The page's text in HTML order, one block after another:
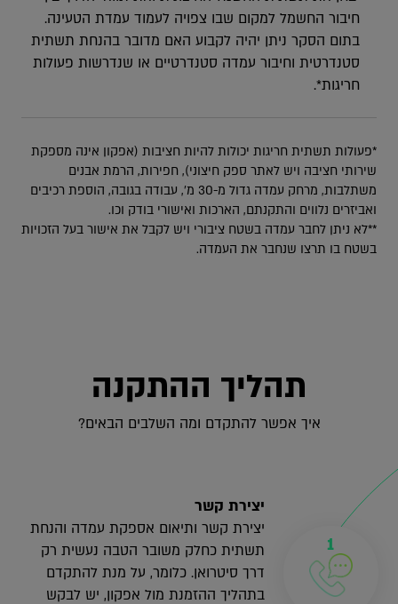
חיבור החשמל למקום שבו צפויה לעמוד עמדת הטעינה.
בתום הסקר ניתן יהיה לקבוע האם מדובר בהנחת תשתית
סטנדרטית וחיבור עמדה סטנדרטיים או שנדרשות פעולות
חריגות*.
*פעולות תשתית חריגות יכולות להיות חציבות (אפקון אינה מספקת
שירותי חציבה ויש לאתר ספק חיצוני), חפירות, הרמת אבנים
משתלבות, מרחק עמדה גדול מ-30 מ’, עבודה בגובה, הוספת רכיבים
ואביזרים נלווים והתקנתם, הארכות ואישורי בודק וכו.
**לא ניתן לחבר עמדה בשטח ציבורי ויש לקבל את אישור בעל הזכויות
בשטח בו תרצו שנחבר את העמדה.
תהליך ההתקנה
איך אפשר להתקדם ומה השלבים הבאים?
יצירת קשר
יצירת קשר ותיאום אספקת עמדה והנחת
תשתית כחלק משובר הטבה נעשית רק
דרך סיטרואן. כלומר, על מנת להתקדם
בתהליך ההזמנת מול אפקון, יש לבקש